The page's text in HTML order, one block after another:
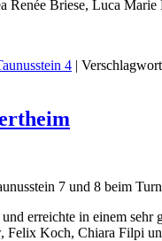
Renée Briese, Luca
4 |
7 und 8 beim
erreichte in einem
Koch, Chiara Filpi